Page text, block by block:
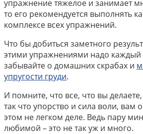
упражнение тяжелое и занимает
то его рекомендуется выполнять
комплексе всех упражнений.
Что бы добиться заметного
этими упражнениями надо каждый
забывайте о домашних скрабах и
упругости груди.
И помните, что все, что вы делаете,
так что упорство и сила воли, вам
этом не легком деле. Ведь пару
любимой – это не так уж и много.